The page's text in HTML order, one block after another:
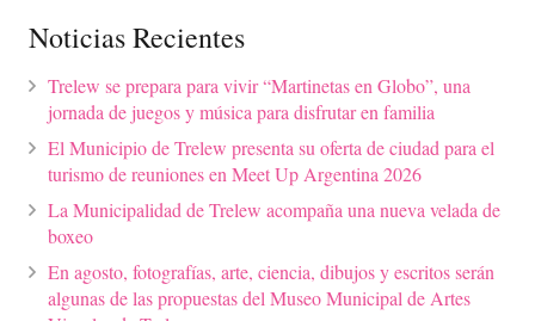
Noticias Recientes
Trelew se prepara para vivir “Martinetas en Globo”, una
jornada de juegos y música para disfrutar en familia
El Municipio de Trelew presenta su oferta de ciudad para el
turismo de reuniones en Meet Up Argentina 2026
La Municipalidad de Trelew acompaña una nueva velada de
boxeo
En agosto, fotografías, arte, ciencia, dibujos y escritos serán
algunas de las propuestas del Museo Municipal de Artes